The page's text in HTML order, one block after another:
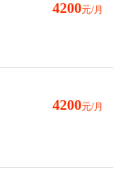
4200元/月
4200元/月